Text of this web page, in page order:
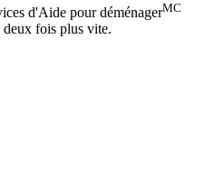
d'Aide pour déménagerMC
deux fois plus vite.